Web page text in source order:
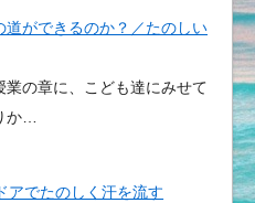
道ができるのか？／たのしい
の章に、こども達にみせて
か…
アでたのしく汗を流す